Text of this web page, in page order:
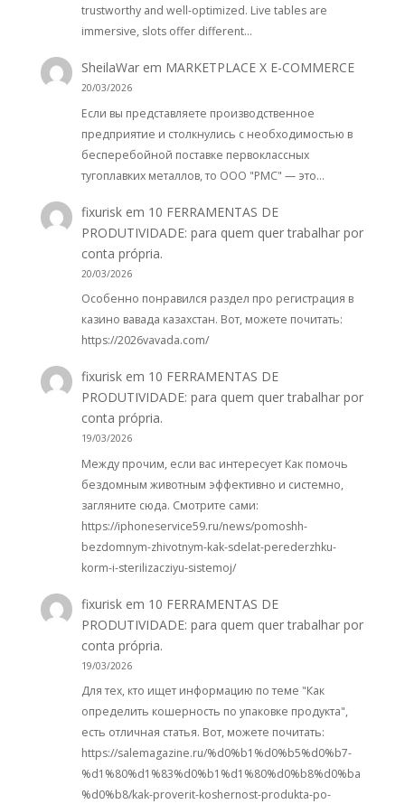
trustworthy and well-optimized. Live tables are
immersive, slots offer different…
SheilaWar em MARKETPLACE X E-COMMERCE
20/03/2026
Если вы представляете производственное
предприятие и столкнулись с необходимостью в
бесперебойной поставке первоклассных
тугоплавких металлов, то ООО "РМС" — это…
fixurisk em 10 FERRAMENTAS DE
PRODUTIVIDADE: para quem quer trabalhar por
conta própria.
20/03/2026
Особенно понравился раздел про регистрация в
казино вавада казахстан. Вот, можете почитать:
https://2026vavada.com/
fixurisk em 10 FERRAMENTAS DE
PRODUTIVIDADE: para quem quer trabalhar por
conta própria.
19/03/2026
Между прочим, если вас интересует Как помочь
бездомным животным эффективно и системно,
загляните сюда. Смотрите сами:
https://iphoneservice59.ru/news/pomoshh-
bezdomnym-zhivotnym-kak-sdelat-perederzhku-
korm-i-sterilizacziyu-sistemoj/
fixurisk em 10 FERRAMENTAS DE
PRODUTIVIDADE: para quem quer trabalhar por
conta própria.
19/03/2026
Для тех, кто ищет информацию по теме "Как
определить кошерность по упаковке продукта",
есть отличная статья. Вот, можете почитать:
https://salemagazine.ru/%d0%b1%d0%b5%d0%b7-
%d1%80%d1%83%d0%b1%d1%80%d0%b8%d0%ba
%d0%b8/kak-proverit-koshernost-produkta-po-